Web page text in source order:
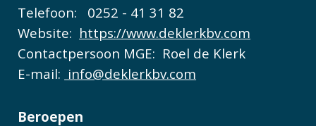
Telefoon: 0252 - 41 31 82
Website: https://www.deklerkbv.com
Contactpersoon MGE: Roel de Klerk
E-mail: info@deklerkbv.com
Beroepen